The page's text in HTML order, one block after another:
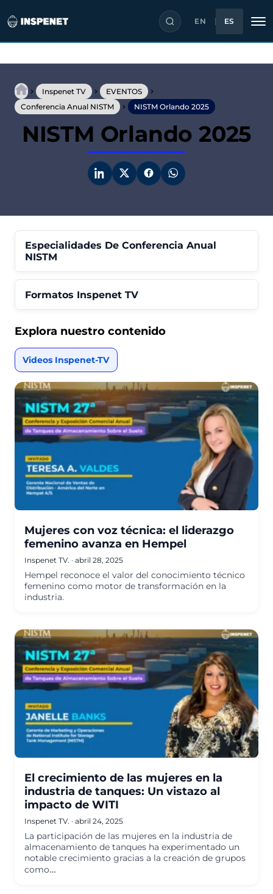
contenido
EN ES
› Inspenet TV › EVENTOS ›
Conferencia Anual NISTM › NISTM Orlando 2025
NISTM Orlando 2025
Especialidades De Conferencia Anual
NISTM
Formatos Inspenet TV
Explora nuestro contenido
Videos Inspenet-TV
Mujeres con voz técnica: el liderazgo
femenino avanza en Hempel
Inspenet TV. · abril 28, 2025
Hempel reconoce el valor del conocimiento técnico
femenino como motor de transformación en la
industria.
El crecimiento de las mujeres en la
industria de tanques: Un vistazo al
impacto de WITI
Inspenet TV. · abril 24, 2025
La participación de las mujeres en la industria de
almacenamiento de tanques ha experimentado un
notable crecimiento gracias a la creación de grupos
como…